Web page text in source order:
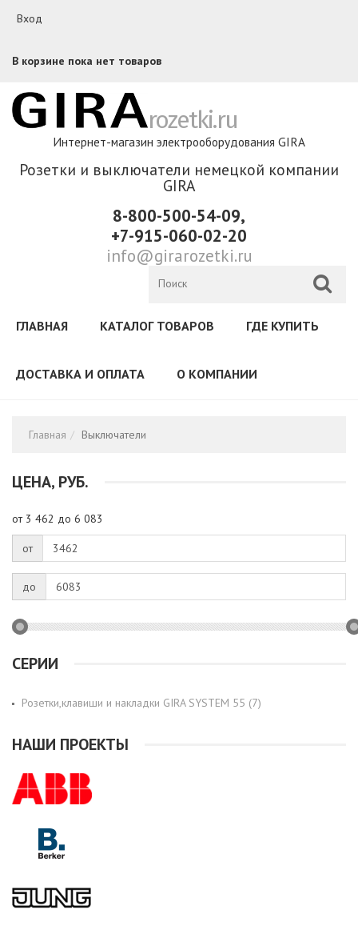
Вход
В корзине пока нет товаров
rozetki.ru
Интернет-магазин электрооборудования GIRA
Розетки и выключатели немецкой компании
GIRA
8-800-500-54-09,
+7-915-060-02-20
info@girarozetki.ru
ГЛАВНАЯ КАТАЛОГ ТОВАРОВ ГДЕ КУПИТЬ
ДОСТАВКА И ОПЛАТА О КОМПАНИИ
Главная Выключатели
ЦЕНА, РУБ.
от 3 462 до 6 083
от
до
СЕРИИ
Розетки,клавиши и накладки GIRA SYSTEM 55 (7)
НАШИ ПРОЕКТЫ